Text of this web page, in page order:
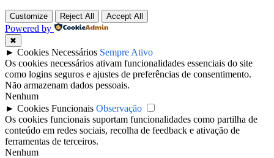
Customize Reject All Accept All
Powered by
✖
► Cookies Necessários Sempre Ativo
Os cookies necessários ativam funcionalidades essenciais do site
como logins seguros e ajustes de preferências de consentimento.
Não armazenam dados pessoais.
Nenhum
► Cookies Funcionais Observação
Os cookies funcionais suportam funcionalidades como partilha de
conteúdo em redes sociais, recolha de feedback e ativação de
ferramentas de terceiros.
Nenhum